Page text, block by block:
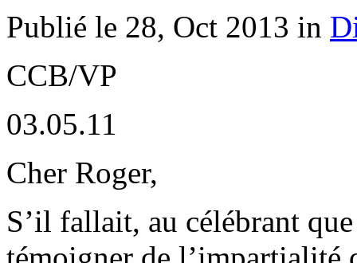
Publié le 28, Oct 2013 in
CCB/VP
03.05.11
Cher Roger,
S’il fallait, au célébrant